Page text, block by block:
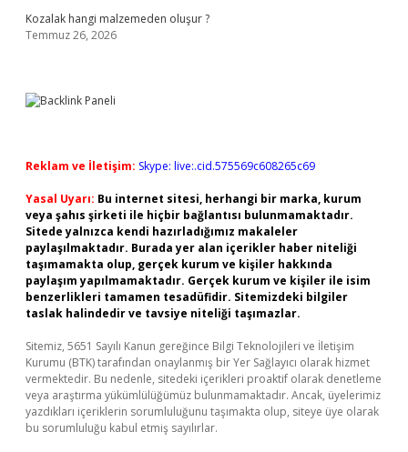
Kozalak hangi malzemeden oluşur ?
Temmuz 26, 2026
Reklam ve İletişim: Skype: live:.cid.575569c608265c69
Yasal Uyarı: Bu internet sitesi, herhangi bir marka, kurum
veya şahıs şirketi ile hiçbir bağlantısı bulunmamaktadır.
Sitede yalnızca kendi hazırladığımız makaleler
paylaşılmaktadır. Burada yer alan içerikler haber niteliği
taşımamakta olup, gerçek kurum ve kişiler hakkında
paylaşım yapılmamaktadır. Gerçek kurum ve kişiler ile isim
benzerlikleri tamamen tesadüfidir. Sitemizdeki bilgiler
taslak halindedir ve tavsiye niteliği taşımazlar.
Sitemiz, 5651 Sayılı Kanun gereğince Bilgi Teknolojileri ve İletişim
Kurumu (BTK) tarafından onaylanmış bir Yer Sağlayıcı olarak hizmet
vermektedir. Bu nedenle, sitedeki içerikleri proaktif olarak denetleme
veya araştırma yükümlülüğümüz bulunmamaktadır. Ancak, üyelerimiz
yazdıkları içeriklerin sorumluluğunu taşımakta olup, siteye üye olarak
bu sorumluluğu kabul etmiş sayılırlar.